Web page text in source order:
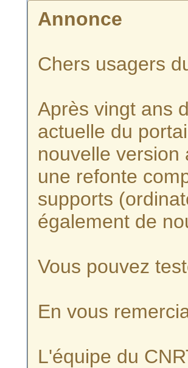
Annonce
Chers usagers
Après vingt ans
actuelle du
nouvelle version
une refonte
supports
également de
Vous pouvez
En vous
L'équipe du